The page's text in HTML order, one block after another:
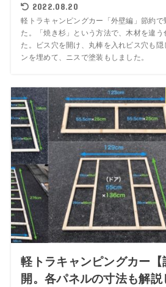
2022.08.20
軽トラキャンピングカー「外壁編」節約で
た。「焼き杉」という方法で、木材を違う
た。ビス穴を開け、丸棒を入れビス穴も隠
ンを埋めて、ニスで塗装もしました。
軽トラキャンピングカー
開。各パネルの寸法も解説